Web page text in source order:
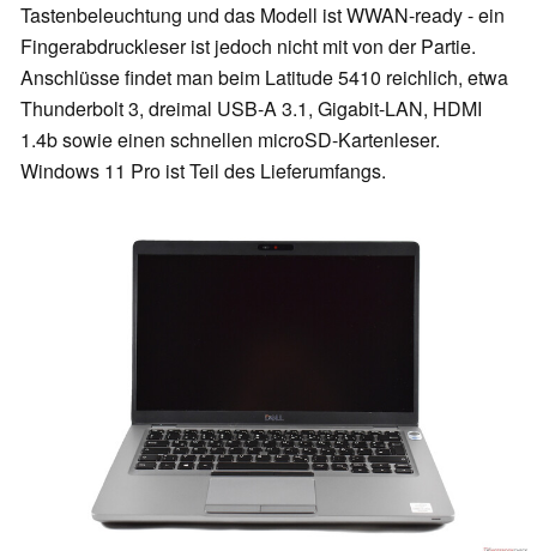
Tastenbeleuchtung und das Modell ist WWAN-ready - ein
Fingerabdruckleser ist jedoch nicht mit von der Partie.
Anschlüsse findet man beim Latitude 5410 reichlich, etwa
Thunderbolt 3, dreimal USB-A 3.1, Gigabit-LAN, HDMI
1.4b sowie einen schnellen microSD-Kartenleser.
Windows 11 Pro ist Teil des Lieferumfangs.